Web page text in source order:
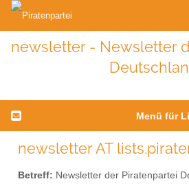
newsletter - Newsletter
Menü für
newsletter AT
Betreff: Newsletter der Piratenpartei